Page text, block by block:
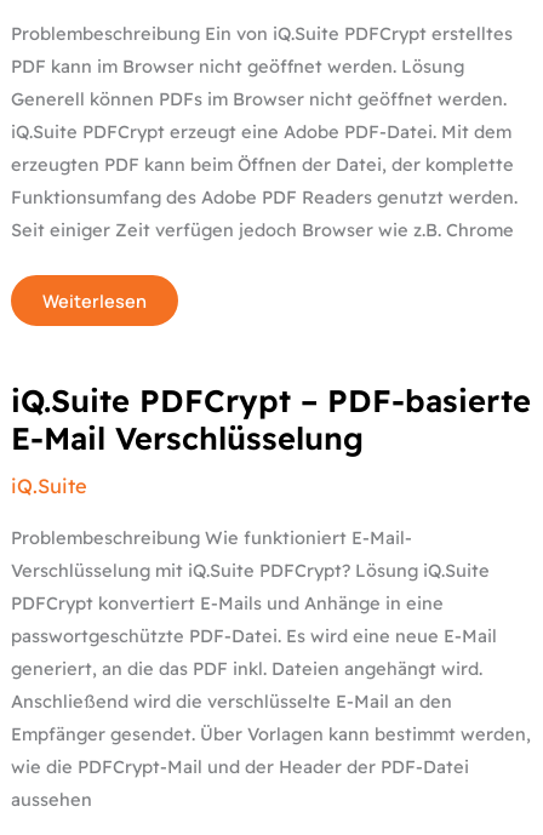
Problembeschreibung Ein von iQ.Suite PDFCrypt erstelltes
PDF kann im Browser nicht geöffnet werden. Lösung
Generell können PDFs im Browser nicht geöffnet werden.
iQ.Suite PDFCrypt erzeugt eine Adobe PDF-Datei. Mit dem
erzeugten PDF kann beim Öffnen der Datei, der komplette
Funktionsumfang des Adobe PDF Readers genutzt werden.
Seit einiger Zeit verfügen jedoch Browser wie z.B. Chrome
Weiterlesen
iQ.Suite PDFCrypt – PDF-basierte
E-Mail Verschlüsselung
iQ.Suite
Problembeschreibung Wie funktioniert E-Mail-
Verschlüsselung mit iQ.Suite PDFCrypt? Lösung iQ.Suite
PDFCrypt konvertiert E-Mails und Anhänge in eine
passwortgeschützte PDF-Datei. Es wird eine neue E-Mail
generiert, an die das PDF inkl. Dateien angehängt wird.
Anschließend wird die verschlüsselte E-Mail an den
Empfänger gesendet. Über Vorlagen kann bestimmt werden,
wie die PDFCrypt-Mail und der Header der PDF-Datei
aussehen
iQ.Suite
PDFCrypt
–
PDF-
basierte
E-
Mail